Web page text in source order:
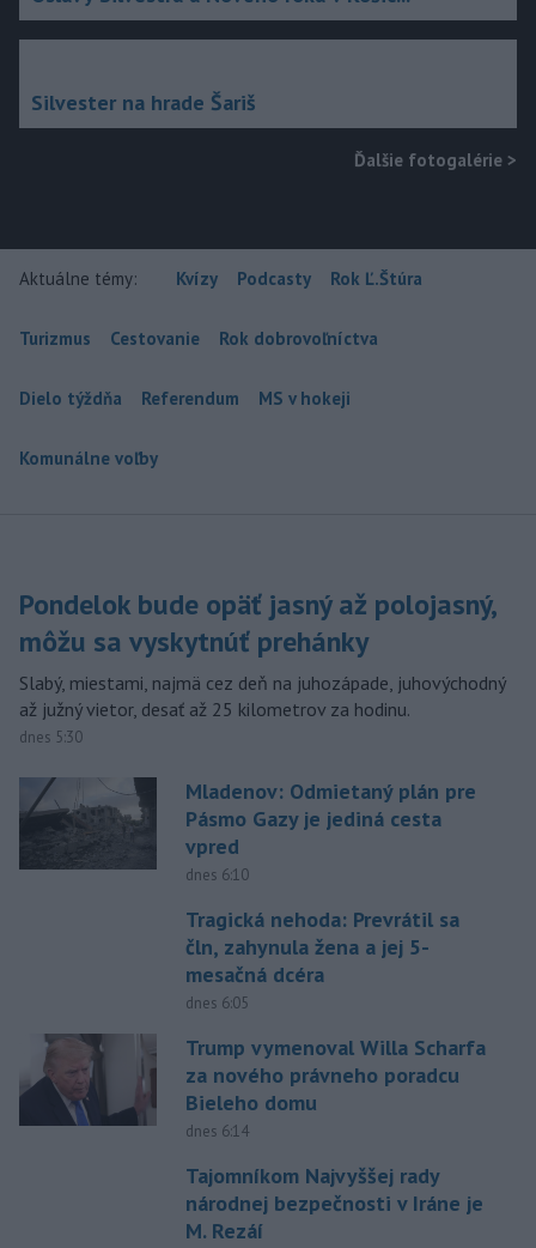
Silvester na hrade Šariš
Ďalšie fotogalérie >
Aktuálne témy: Kvízy Podcasty Rok Ľ.Štúra
Turizmus Cestovanie Rok dobrovoľníctva
Dielo týždňa Referendum MS v hokeji
Komunálne voľby
Pondelok bude opäť jasný až polojasný,
môžu sa vyskytnúť prehánky
Slabý, miestami, najmä cez deň na juhozápade, juhovýchodný
až južný vietor, desať až 25 kilometrov za hodinu.
dnes 5:30
Mladenov: Odmietaný plán pre
Pásmo Gazy je jediná cesta
vpred
dnes 6:10
Tragická nehoda: Prevrátil sa
čln, zahynula žena a jej 5-
mesačná dcéra
dnes 6:05
Trump vymenoval Willa Scharfa
za nového právneho poradcu
Bieleho domu
dnes 6:14
Tajomníkom Najvyššej rady
národnej bezpečnosti v Iráne je
M. Rezáí